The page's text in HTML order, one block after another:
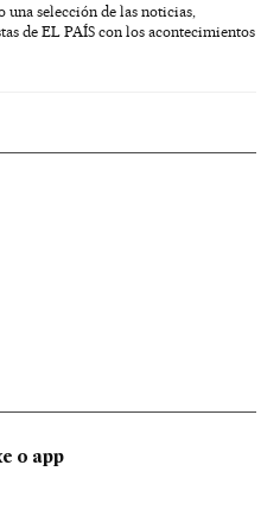
una selección de las noticias,
de EL PAÍS con los acontecimientos
o app